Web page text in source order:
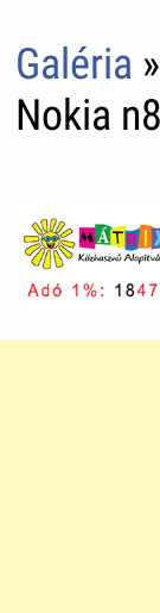
Galéria »
Nokia